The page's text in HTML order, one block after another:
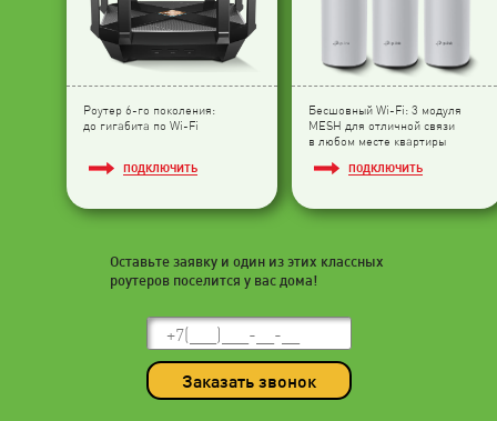
Роутер 6-го поколения:
до гигабита по Wi-Fi
ПОДКЛЮЧИТЬ
Бесшовный Wi-Fi: 3 модуля
МESH для отличной связи
в любом месте квартиры
ПОДКЛЮЧИТЬ
Оставьте заявку и один из этих классных
роутеров поселится у вас дома!
Заказать звонок